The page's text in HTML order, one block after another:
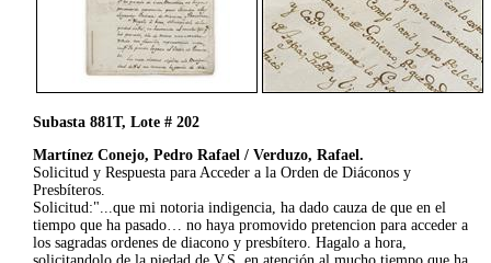
Subasta 881T, Lote # 202
Martínez Conejo, Pedro Rafael / Verduzo, Rafael.
Solicitud y Respuesta para Acceder a la Orden de Diáconos y
Presbíteros.
Solicitud:"...que mi notoria indigencia, ha dado cauza de que en el
tiempo que ha pasado… no haya promovido pretencion para acceder a
los sagradas ordenes de diacono y presbítero. Hagalo a hora,